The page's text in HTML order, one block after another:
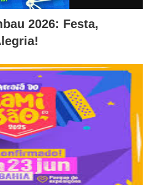
2026: Festa,